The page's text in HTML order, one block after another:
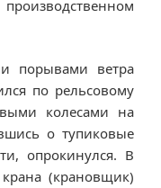
порывами ветра
по рельсовому
колесами на
о тупиковые
опрокинулся. В
(крановщик)